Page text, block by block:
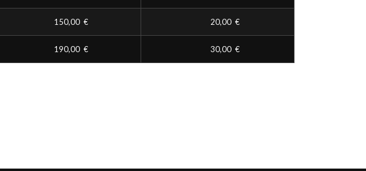
150,00 € 20,00 €
190,00 € 30,00 €